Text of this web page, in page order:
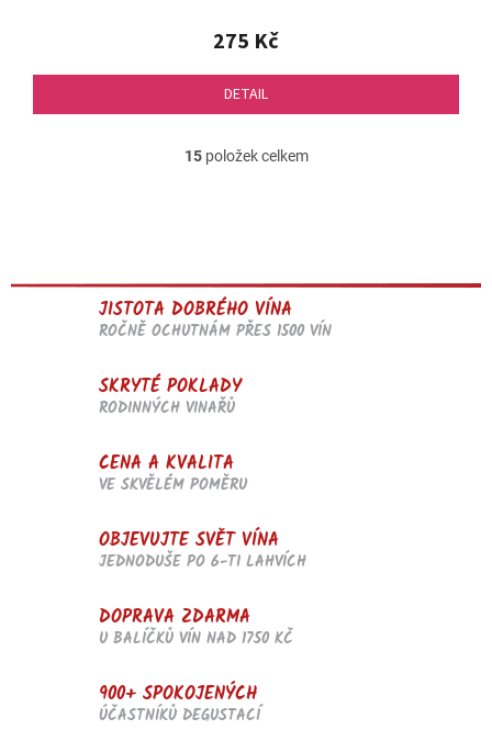
275 Kč
DETAIL
O
c
í
p
p
u
15položek celkem
JISTOTA DOBRÉHO VÍNA
ROČNĚ OCHUTNÁM PŘES 1500 VÍN
SKRYTÉ POKLADY
RODINNÝCH VINAŘŮ
CENA A KVALITA
VE SKVĚLÉM POMĚRU
OBJEVUJTE SVĚT VÍNA
JEDNODUŠE PO 6-TI LAHVÍCH
DOPRAVA ZDARMA
U BALÍČKŮ VÍN NAD 1750 KČ
900+ SPOKOJENÝCH
ÚČASTNÍKŮ DEGUSTACÍ